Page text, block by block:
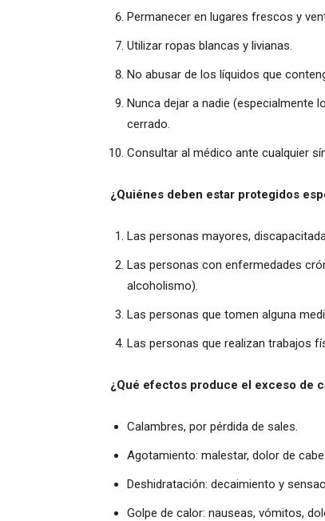
Permanecer en lugares frescos y
Utilizar ropas blancas y livianas.
No abusar de los líquidos que
Nunca dejar a nadie (especialmente
cerrado.
Consultar al médico ante cualquier
¿Quiénes deben estar protegidos
Las personas mayores,
Las personas con enfermedades
alcoholismo).
Las personas que tomen alguna
Las personas que realizan trabajos
¿Qué efectos produce el exceso de
Calambres, por pérdida de sales.
Agotamiento: malestar, dolor de
Deshidratación: decaimiento y
Golpe de calor: nauseas, vómitos,